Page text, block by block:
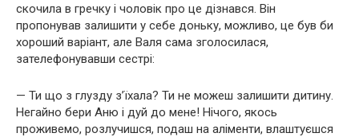
скочила в гречку і чоловік про це дізнався. Він
пропонував залишити у себе доньку, можливо, це був би
хороший варіант, але Валя сама зголосилася,
зателефонувавши сестрі:
— Ти що з глузду з’їхала? Ти не можеш залишити дитину.
Негайно бери Аню і дуй до мене! Нічого, якось
проживемо, розлучишся, подаш на аліменти, влаштуєшся